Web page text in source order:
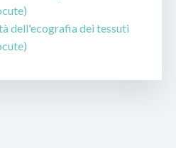
dell'ecografia dei tessuti